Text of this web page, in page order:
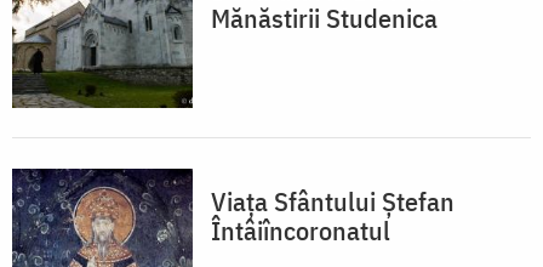
Mănăstirii Studenica
Viața Sfântului Ștefan
Întâiîncoronatul